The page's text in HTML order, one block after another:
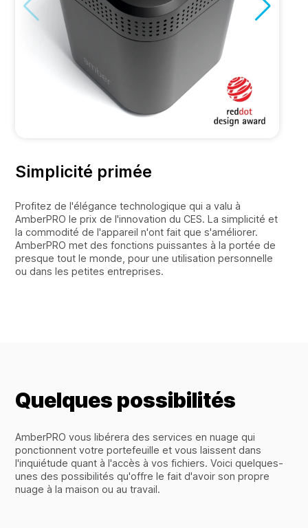
Simplicité primée
Profitez de l'élégance technologique qui a valu à
AmberPRO le prix de l'innovation du CES. La simplicité et
la commodité de l'appareil n'ont fait que s'améliorer.
AmberPRO met des fonctions puissantes à la portée de
presque tout le monde, pour une utilisation personnelle
ou dans les petites entreprises.
Quelques possibilités
AmberPRO vous libérera des services en nuage qui
ponctionnent votre portefeuille et vous laissent dans
l'inquiétude quant à l'accès à vos fichiers. Voici quelques-
unes des possibilités qu'offre le fait d'avoir son propre
nuage à la maison ou au travail.